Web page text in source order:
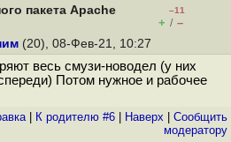
пакета Apache
–11
+ / –
(20), 08-Фев-21, 10:27
весь смузи-новодел (у них
Потом нужное и рабочее
| К родителю #6 Наверх
Cообщить
модератору